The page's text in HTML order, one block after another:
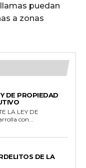
puedan
a zonas
DE PROPIEDAD
LA LEY DE
se desarrolla con...
DE LA